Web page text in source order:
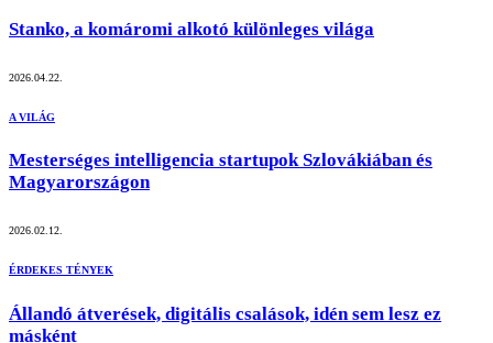
Stanko, a komáromi alkotó különleges világa
2026.04.22.
A VILÁG
Mesterséges intelligencia startupok Szlovákiában és
Magyarországon
2026.02.12.
ÉRDEKES TÉNYEK
Állandó átverések, digitális csalások, idén sem lesz ez
másként